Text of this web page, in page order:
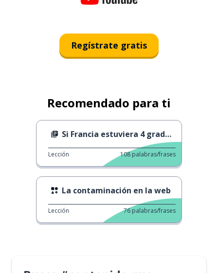
Regístrate gratis
Recomendado para ti
Si Francia estuviera 4 grados más caliente
Lección 108 palabras/frases
La contaminación en la web
Lección 76 palabras/frases